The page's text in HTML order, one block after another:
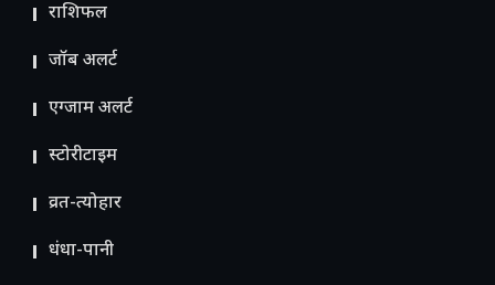
राशिफल
जॉब अलर्ट
एग्जाम अलर्ट
स्टोरीटाइम
व्रत-त्योहार
धंधा-पानी